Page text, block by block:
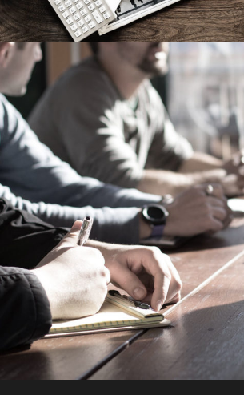
MaTix Tax Invation
Accidental